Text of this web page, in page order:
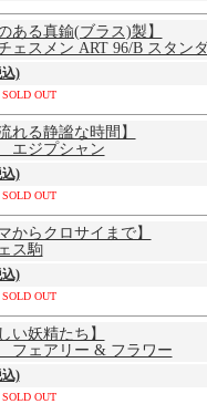
ある真鍮(ブラス)製】
ェスメン ART 96/B スタン
込)
OUT
れる静謐な時間】
エジプシャン
込)
OUT
からクロサイまで】
ス駒
込)
OUT
い妖精たち】
フェアリー & フラワー
込)
OUT